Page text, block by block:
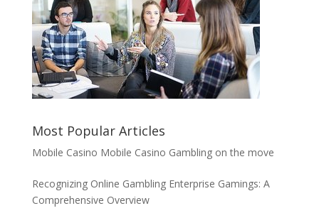
Most Popular Articles
Mobile Casino Mobile Casino Gambling on the move
Recognizing Online Gambling Enterprise Gamings: A
Comprehensive Overview